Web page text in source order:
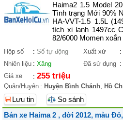
Haima2 1.5 Model
Tình trạng Mới 90%
HA-VVT-1.5 1.5L
tích xi lanh 1497cc
82/6000 Momen
Hộp số : Số tự động Xuất xứ :
Nhiên liệu : Xăng Đã sử dụng :
Giá xe
: 255 triệu
Quận/Huyện : Huyện Bình Chánh, Hồ
Lưu tin
So sánh
Bán xe Haima 2 , đời 2012, màu